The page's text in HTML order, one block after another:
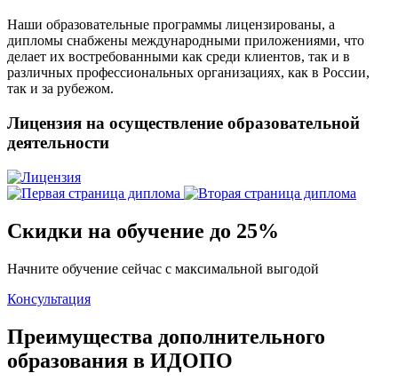
Наши образовательные программы лицензированы, а
дипломы снабжены международными приложениями, что
делает их востребованными как среди клиентов, так и в
различных профессиональных организациях, как в России,
так и за рубежом.
Лицензия на осуществление образовательной
деятельности
Скидки на обучение до 25%
Начните обучение сейчас с максимальной выгодой
Консультация
Преимущества дополнительного
образования в ИДОПО